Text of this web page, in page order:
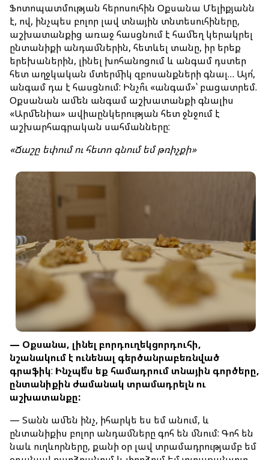
Ֆոտոպատմության հերոսուհին Օքսանա Մելիքյանն
է, ով, ինչպես բոլոր լավ տնային տնտեսուհիները,
աշխատանքից առաջ հասցնում է համեղ կերակրել
ընտանիքի անդամներին, հետևել տանը, իր երեք
երեխաներին, լինել խոհանոցում և անգամ դստեր
հետ աղջկական մտերմիկ զբոսանքների գնալ… Այո՛,
անգամ դա է հասցնում: Ինչո՞ւ «անգամ»՝ բացատրեմ.
Օքսանան ամեն անգամ աշխատանքի գնալիս
«Արմենիա» ավիաընկերության հետ ջնջում է
աշխարհագրական սահմանները:
«Ճաշը եփում ու հետո գնում եմ թռիչքի»
— Օքսանա, լինել բորդուղեկցորդուհի,
նշանակում է ունենալ գերծանրաբեռնված
գրաֆիկ: Ինչպե՞ս եք համադրում տնային գործերը,
ընտանիքին ժամանակ տրամադրելն ու
աշխատանքը:
— Տանն ամեն ինչ, իհարկե ես եմ անում, և
ընտանիքիս բոլոր անդամները գոհ են մնում: Գոհ են
նաև ուղևորները, քանի օր լավ տրամադրությամբ եմ